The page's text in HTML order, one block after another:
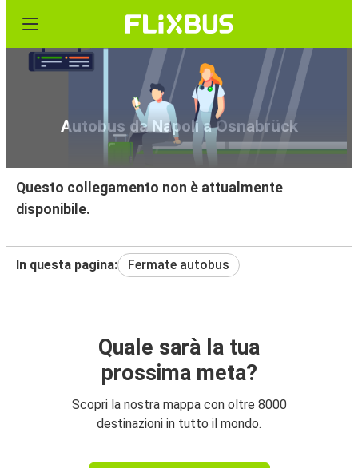
Autobus da Napoli a Osnabrück
Questo collegamento non è attualmente
disponibile.
In questa pagina: Fermate autobus
Quale sarà la tua
prossima meta?
Scopri la nostra mappa con oltre 8000
destinazioni in tutto il mondo.